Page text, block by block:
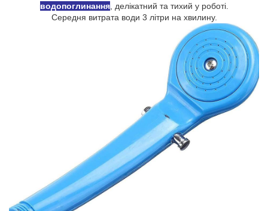
водопоглинання, делікатний та тихий у роботі.
Середня витрата води 3 літри на хвилину.